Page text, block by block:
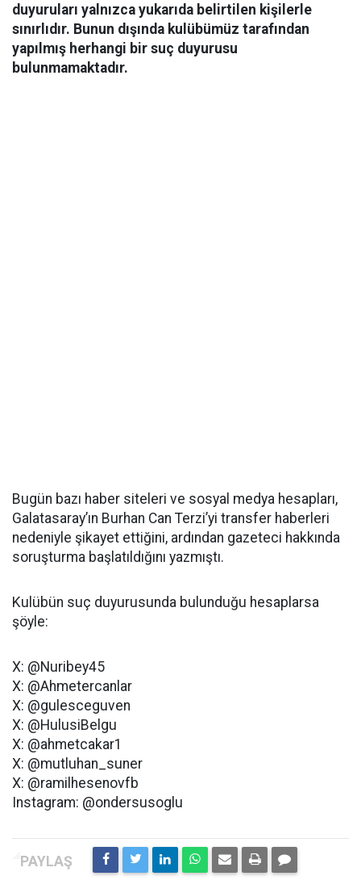
duyuruları yalnızca yukarıda belirtilen kişilerle
sınırlıdır. Bunun dışında kulübümüz tarafından
yapılmış herhangi bir suç duyurusu
bulunmamaktadır.
Bugün bazı haber siteleri ve sosyal medya hesapları,
Galatasaray’ın Burhan Can Terzi’yi transfer haberleri
nedeniyle şikayet ettiğini, ardından gazeteci hakkında
soruşturma başlatıldığını yazmıştı.
Kulübün suç duyurusunda bulunduğu hesaplarsa
şöyle:
X: @Nuribey45
X: @Ahmetercanlar
X: @gulesceguven
X: @HulusiBelgu
X: @ahmetcakar1
X: @mutluhan_suner
X: @ramilhesenovfb
Instagram: @ondersusoglu